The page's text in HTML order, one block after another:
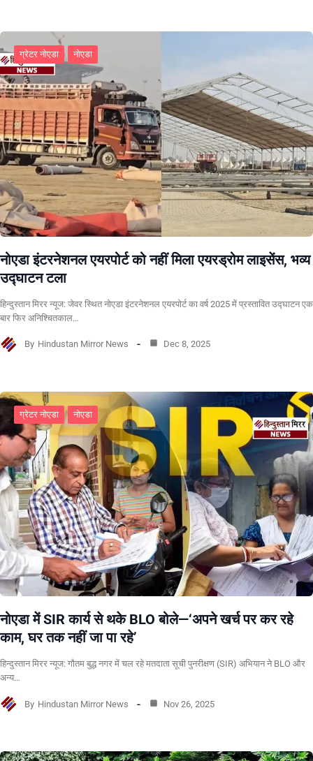
ग्रेटर नोएडा नोएडा
नोएडा इंटरनेशनल एयरपोर्ट को नहीं मिला एयरड्रोम लाइसेंस, भव्य
उद्घाटन टला
हिन्दुस्तान मिरर न्यूज: जेवर स्थित नोएडा इंटरनेशनल एयरपोर्ट का वर्ष 2025 में प्रस्तावित उद्घाटन एक
बार फिर अनिश्चितकाल…
By Hindustan Mirror News Dec 8, 2025
ग्रेटर नोएडा नोएडा
नोएडा में SIR कार्य से थके BLO बोले—‘अपने खर्च पर कर रहे
काम, घर तक नहीं जा पा रहे’
हिन्दुस्तान मिरर न्यूज: गौतम बुद्ध नगर में चल रहे मतदाता सूची पुनरीक्षण (SIR) अभियान ने BLO और
अन्य…
By Hindustan Mirror News Nov 26, 2025